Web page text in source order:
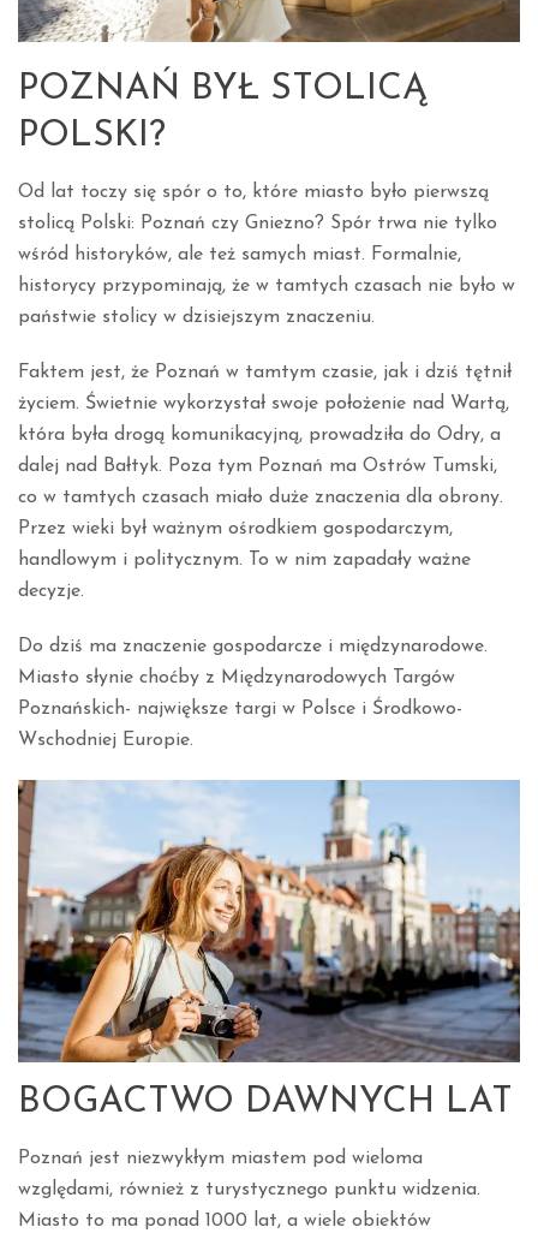
POZNAŃ BYŁ STOLICĄ
POLSKI?
Od lat toczy się spór o to, które miasto było pierwszą
stolicą Polski: Poznań czy Gniezno? Spór trwa nie tylko
wśród historyków, ale też samych miast. Formalnie,
historycy przypominają, że w tamtych czasach nie było w
państwie stolicy w dzisiejszym znaczeniu.
Faktem jest, że Poznań w tamtym czasie, jak i dziś tętnił
życiem. Świetnie wykorzystał swoje położenie nad Wartą,
która była drogą komunikacyjną, prowadziła do Odry, a
dalej nad Bałtyk. Poza tym Poznań ma Ostrów Tumski,
co w tamtych czasach miało duże znaczenia dla obrony.
Przez wieki był ważnym ośrodkiem gospodarczym,
handlowym i politycznym. To w nim zapadały ważne
decyzje.
Do dziś ma znaczenie gospodarcze i międzynarodowe.
Miasto słynie choćby z Międzynarodowych Targów
Poznańskich- największe targi w Polsce i Środkowo-
Wschodniej Europie.
BOGACTWO DAWNYCH LAT
Poznań jest niezwykłym miastem pod wieloma
względami, również z turystycznego punktu widzenia.
Miasto to ma ponad 1000 lat, a wiele obiektów